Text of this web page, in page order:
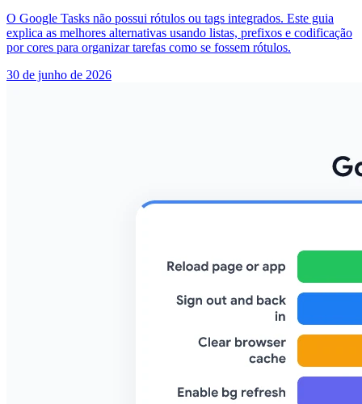
O Google Tasks não possui rótulos ou tags integrados. Este guia
explica as melhores alternativas usando listas, prefixos e codificação
por cores para organizar tarefas como se fossem rótulos.
30 de junho de 2026